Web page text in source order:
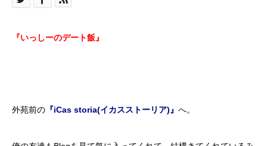
『いっしーのデート飯』
外苑前の 『iCas storia(イカスストーリア)』 へ。